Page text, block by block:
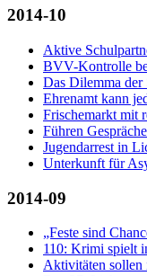
2014-10
Aktive
BVV-Kontrolle
Das Dilemma der
Ehrenamt kann
Frischemarkt mit
Führen
Jugendarrest in
Unterkunft für
2014-09
„Feste sind
110: Krimi spielt
Aktivitäten sollen